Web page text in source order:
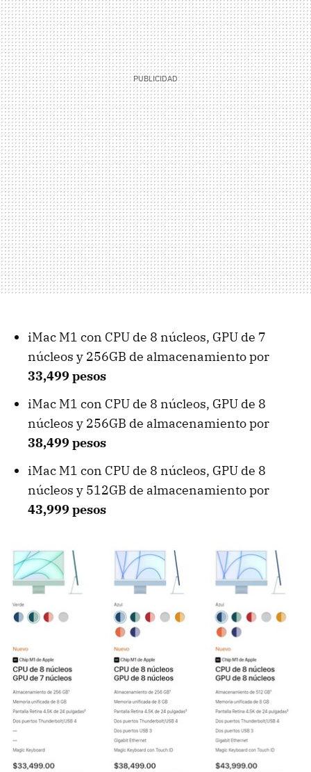
iMac M1 con CPU de 8 núcleos, GPU de 7
núcleos y 256GB de almacenamiento por
33,499 pesos
iMac M1 con CPU de 8 núcleos, GPU de 8
núcleos y 256GB de almacenamiento por
38,499 pesos
iMac M1 con CPU de 8 núcleos, GPU de 8
núcleos y 512GB de almacenamiento por
43,999 pesos